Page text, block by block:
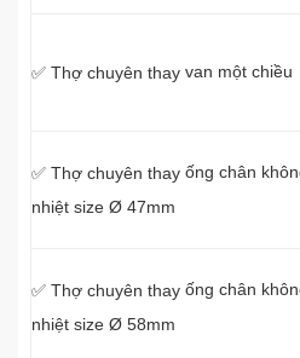
✅ Thợ chuyên thay van một chiều
✅ Thợ chuyên thay ống chân
nhiệt size Ø 47mm
✅ Thợ chuyên thay ống chân
nhiệt size Ø 58mm